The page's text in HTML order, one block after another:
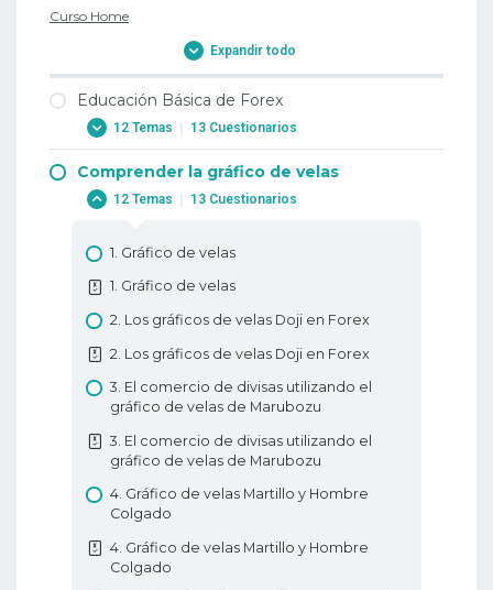
Curso Home
Expandir todo
Educación Básica de Forex
12 Temas 13 Cuestionarios
1. Por qué operar con Forex?
2. Cuándo negociar con divisas?
2. Cuándo negociar con divisas?
3. Terminología comercial o a dónde me
dirijo?
4. Cómo negociar con apalancamiento?
5. Qué es PIP?
5. Qué es PIP?
6. Cómo colocar una operación en Forex?
Comprender la gráfico de velas
12 Temas 13 Cuestionarios
1. Gráfico de velas
1. Gráfico de velas
2. Los gráficos de velas Doji en Forex
2. Los gráficos de velas Doji en Forex
3. El comercio de divisas utilizando el
gráfico de velas de Marubozu
3. El comercio de divisas utilizando el
gráfico de velas de Marubozu
4. Gráfico de velas Martillo y Hombre
Colgado
4. Gráfico de velas Martillo y Hombre
Colgado